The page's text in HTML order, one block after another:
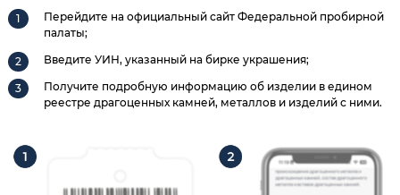
Перейдите на официальный сайт Федеральной пробирной
палаты;
Введите УИН, указанный на бирке украшения;
Получите подробную информацию об изделии в едином
реестре драгоценных камней, металлов и изделий с ними.